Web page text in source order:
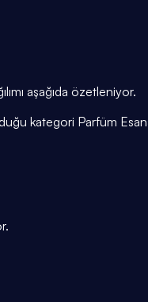
aşağıda özetleniyor.
kategori Parfüm